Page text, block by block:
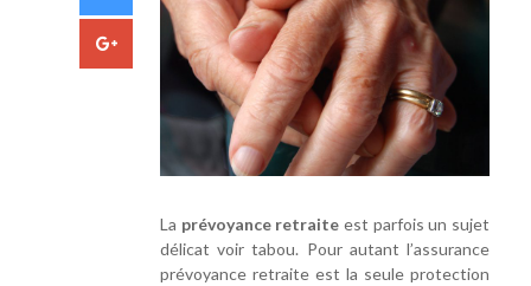
La prévoyance retraite est parfois un sujet
délicat voir tabou. Pour autant l’assurance
prévoyance retraite est la seule protection